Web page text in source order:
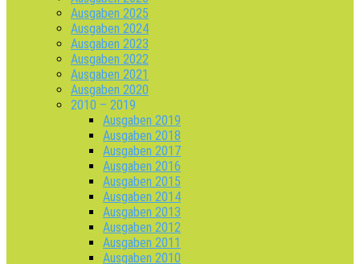
Ausgaben 2025
Ausgaben 2024
Ausgaben 2023
Ausgaben 2022
Ausgaben 2021
Ausgaben 2020
2010 – 2019
Ausgaben 2019
Ausgaben 2018
Ausgaben 2017
Ausgaben 2016
Ausgaben 2015
Ausgaben 2014
Ausgaben 2013
Ausgaben 2012
Ausgaben 2011
Ausgaben 2010